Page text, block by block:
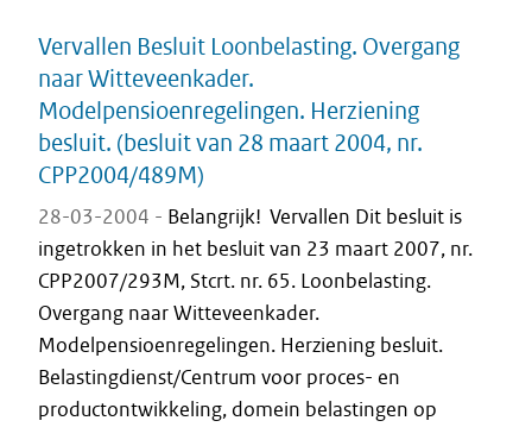
Vervallen Besluit Loonbelasting. Overgang
naar Witteveenkader.
Modelpensioenregelingen. Herziening
besluit. (besluit van 28 maart 2004, nr.
CPP2004/489M)
28-03-2004 - Belangrijk! Vervallen Dit besluit is
ingetrokken in het besluit van 23 maart 2007, nr.
CPP2007/293M, Stcrt. nr. 65. Loonbelasting.
Overgang naar Witteveenkader.
Modelpensioenregelingen. Herziening besluit.
Belastingdienst/Centrum voor proces- en
productontwikkeling, domein belastingen op